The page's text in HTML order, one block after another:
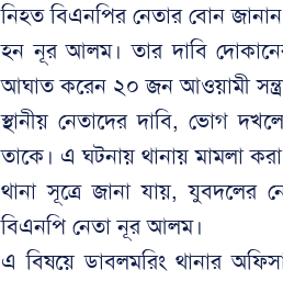
নিহত বিএনপির নেতার বোন
হন নূর আলম। তার দাবি
আঘাত করেন ২০ জন আওয়ামী
স্থানীয় নেতাদের দাবি, ভোগ
তাকে। এ ঘটনায় থানায় মামলা
থানা সূত্রে জানা যায়, যুবদলের
বিএনপি নেতা নূর আলম।
এ বিষয়ে ডাবলমরিং থানার